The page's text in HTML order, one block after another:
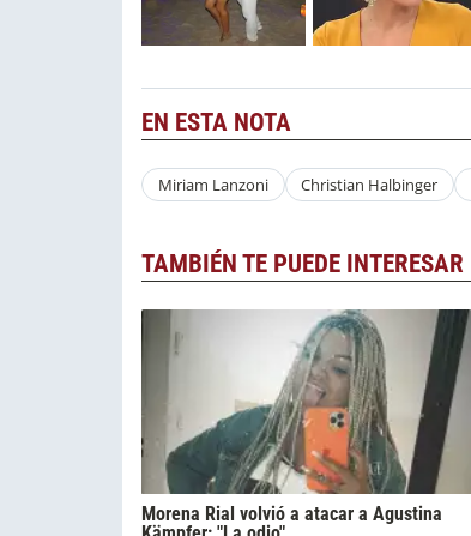
EN ESTA NOTA
Miriam Lanzoni Christian Halbinger
TAMBIÉN TE PUEDE INTERESAR
Morena Rial volvió a atacar a Agustina